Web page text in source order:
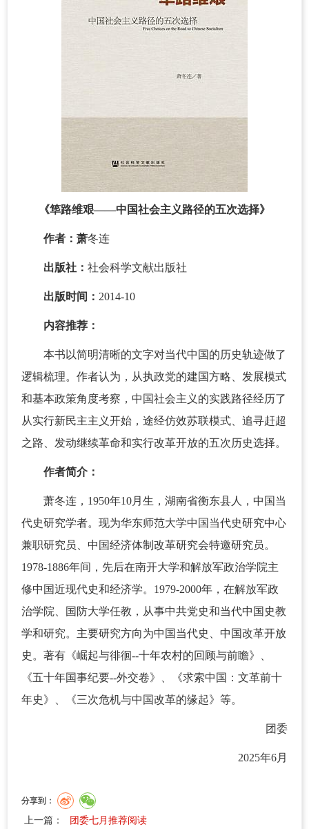
《筚路维艰——中国社会主义路径的五次选择》
作者：萧冬连
出版社： 社会科学文献出版社
出版时间： 2014-10
内容推荐：
本书以简明清晰的文字对当代中国的历史轨迹做了
逻辑梳理。作者认为，从执政党的建国方略、发展模式
和基本政策角度考察，中国社会主义的实践路径经历了
从实行新民主主义开始，途经仿效苏联模式、追寻赶超
之路、发动继续革命和实行改革开放的五次历史选择。
作者简介：
萧冬连，1950年10月生，湖南省衡东县人，中国当
代史研究学者。现为华东师范大学中国当代史研究中心
兼职研究员、中国经济体制改革研究会特邀研究员。
1978-1886年间，先后在南开大学和解放军政治学院主
修中国近现代史和经济学。1979-2000年，在解放军政
治学院、国防大学任教，从事中共党史和当代中国史教
学和研究。主要研究方向为中国当代史、中国改革开放
史。著有《崛起与徘徊--十年农村的回顾与前瞻》、
《五十年国事纪要--外交卷》、《求索中国：文革前十
年史》、《三次危机与中国改革的缘起》等。
团委
2025年6月
分享到：
上一篇： 团委七月推荐阅读